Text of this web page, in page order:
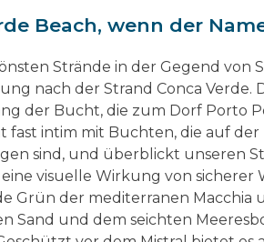
Beach, wenn der
Strände in der Gegend von
nach der Strand Conca Verde.
der Bucht, die zum Dorf Porto
fast intim mit Buchten, die auf der
sind, und überblickt unseren
eine visuelle Wirkung von sicherer
Grün der mediterranen Macchia
Sand und dem seichten